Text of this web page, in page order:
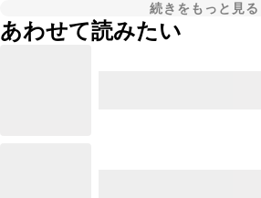
続きをもっと見る
あわせて読みたい